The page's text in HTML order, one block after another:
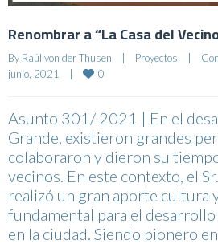
Renombrar a “La Casa del
By Raúl von der Thusen | Proyectos |
junio, 2021
| 0
Asunto 301/ 2021 | En el
Grande, existieron grandes
colaboraron y dieron su
vecinos. En este contexto, el
realizó un gran aporte cultura
fundamental para el
en la ciudad. Siendo pionero